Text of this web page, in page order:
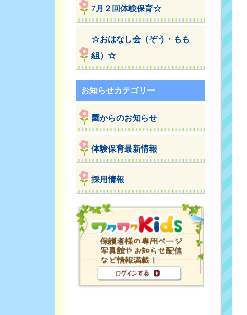
7月２回体験保育☆
☆おはなし会（ぞう・もも
組）☆
お知らせカテゴリー
園からのお知らせ
体験保育最新情報
採用情報